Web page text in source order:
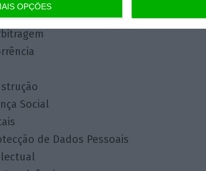
OPÇÕES
Social
de Dados Pessoais